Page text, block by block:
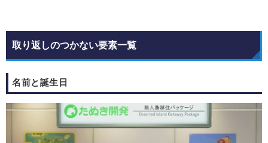
取り返しのつかない要素一覧
名前と誕生日